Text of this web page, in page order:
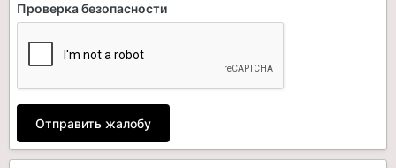
Проверка безопасности
Отправить жалобу